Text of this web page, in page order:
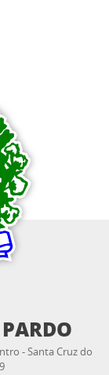
- Santa Cruz do